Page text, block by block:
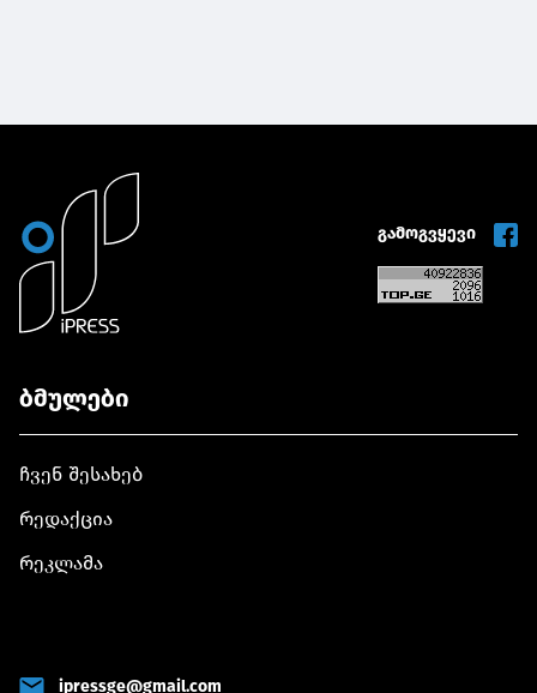
გამოგვყევი
ბმულები
ჩვენ შესახებ
რედაქცია
რეკლამა
ipressge@gmail.com